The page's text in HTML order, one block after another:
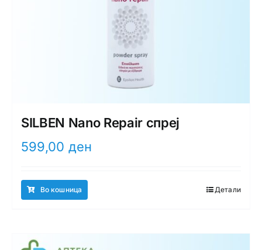
SILBEN Nano Repair спреј
599,00 ден
Во кошница Детали